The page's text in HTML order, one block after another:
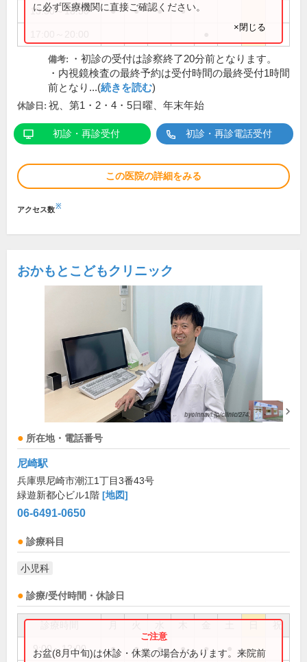
13:30～18:30 ● ● ● ●
に必ず医療機関に直接ご確認ください。
×閉じる
備考:
・初診の受付は診察終了20分前となります。
・内視鏡検査の最終予約は受付時間の最終受付1時間
前となり...(続きを読む)
休診日: 祝、第1・2・4・5日曜、年末年始
初診・再診受付 初診・再診電話受付
この医院の詳細をみる
アクセス数※
おかもとこどもクリニック
所在地・電話番号
尼崎駅
兵庫県尼崎市潮江1丁目3番43号
緑遊新都心ビル1階 [地図]
06-6491-0650
診療科目
小児科
診療/受付時間・休診日
祝
9:00～12:00 ● ● ● ● ●
お盆(8月中旬)は休診・休業の場合があります。来院前